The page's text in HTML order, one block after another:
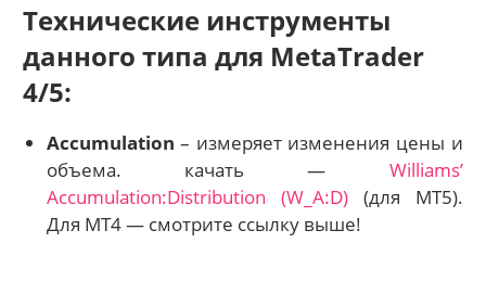
Технические инструменты
данного типа для MetaTrader
4/5:
Accumulation – измеряет изменения цены и
объема. качать — Williams’
Accumulation:Distribution (W_A:D)(для МТ5).
Для MT4 — смотрите ссылку выше!